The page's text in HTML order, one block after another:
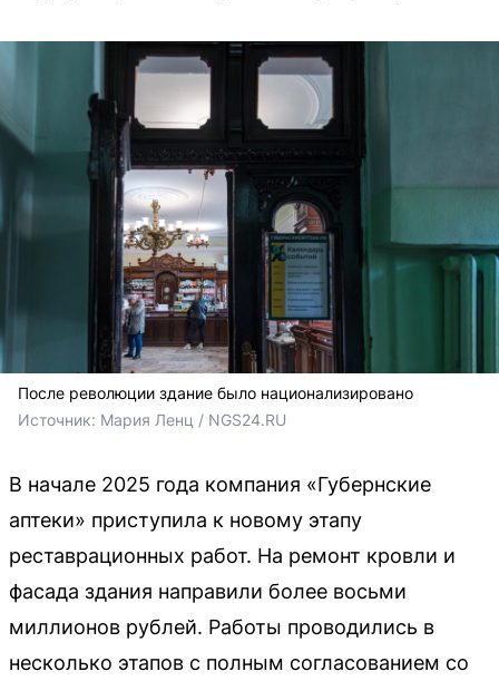
После революции здание было национализировано
Источник: Мария Ленц / NGS24.RU
В начале 2025 года компания «Губернские
аптеки» приступила к новому этапу
реставрационных работ. На ремонт кровли и
фасада здания направили более восьми
миллионов рублей. Работы проводились в
несколько этапов с полным согласованием со